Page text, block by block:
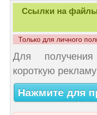
Ссылки на файлы
Только для личного
Для
короткую рекламу
Нажмите для